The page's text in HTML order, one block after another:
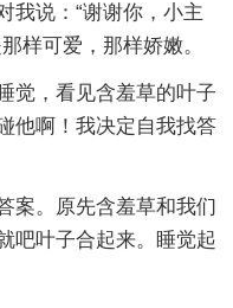
我说：“谢谢你，小主
样可爱，那样娇嫩。
觉，看见含羞草的叶子
他啊！我决定自我找答
案。原先含羞草和我们
吧叶子合起来。睡觉起